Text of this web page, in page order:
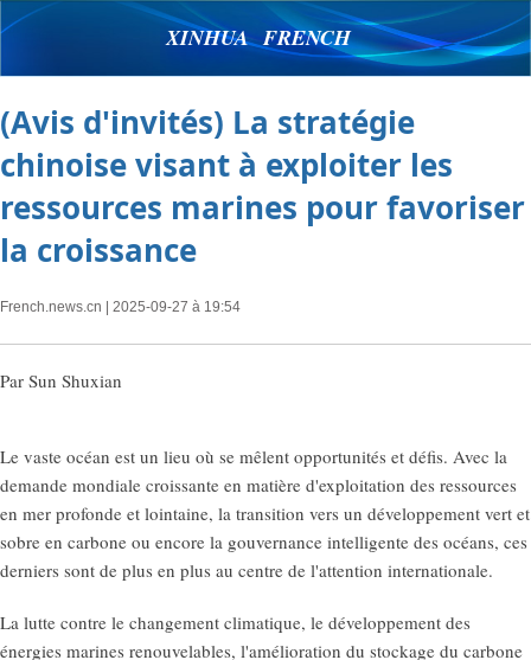
XINHUA FRENCH
(Avis d'invités) La stratégie
chinoise visant à exploiter les
ressources marines pour favoriser
la croissance
French.news.cn | 2025-09-27 à 19:54
Par Sun Shuxian
Le vaste océan est un lieu où se mêlent opportunités et défis. Avec la
demande mondiale croissante en matière d'exploitation des ressources
en mer profonde et lointaine, la transition vers un développement vert et
sobre en carbone ou encore la gouvernance intelligente des océans, ces
derniers sont de plus en plus au centre de l'attention internationale.
La lutte contre le changement climatique, le développement des
énergies marines renouvelables, l'amélioration du stockage du carbone